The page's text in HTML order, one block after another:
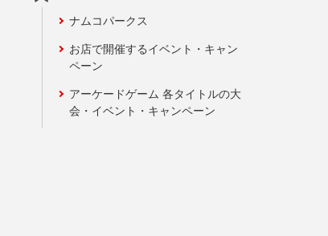
ナムコパークス
お店で開催するイベント・キャン
ペーン
アーケードゲーム 各タイトルの大
会・イベント・キャンペーン